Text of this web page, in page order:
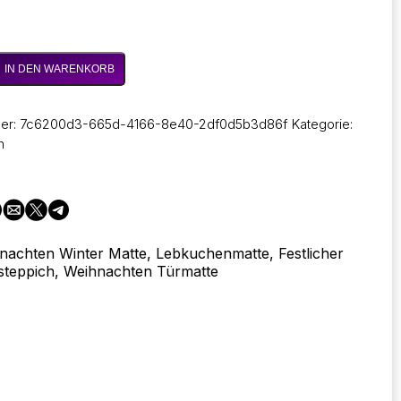
IN DEN WARENKORB
7c6200d3-665d-4166-8e40-2df0d5b3d86f Kategorie:
Winter Matte, Lebkuchenmatte, Festlicher
Weihnachten Türmatte